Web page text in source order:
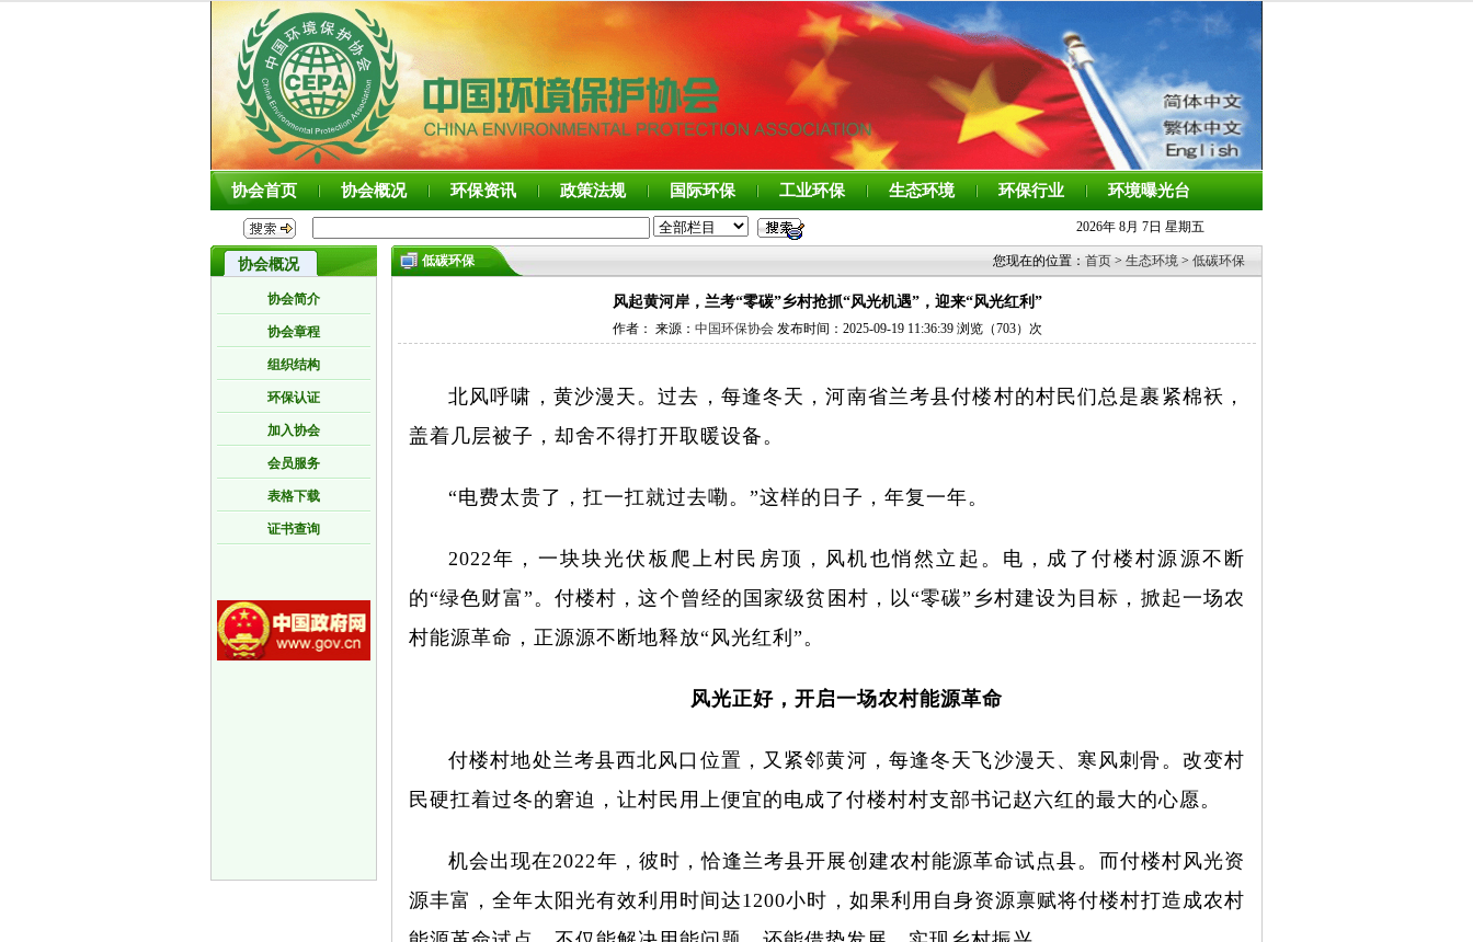
协会首页 协会概况 环保资讯 政策法规 国际环保 工业环保 生态环境 环保行业 环境曝光台
2026年 8月 7日 星期五
协会概况
协会简介
协会章程
组织结构
环保认证
加入协会
会员服务
表格下载
证书查询
低碳环保 您现在的位置： 首页 > 生态环境 > 低碳环保
风起黄河岸，兰考“零碳”乡村抢抓“风光机遇”，迎来“风光红利”
作者： 来源： 中国环保协会发布时间：2025-09-19 11:36:39 浏览（703）次
北风呼啸，黄沙漫天。过去，每逢冬天，河南省兰考县付楼村的村民们总是裹紧棉袄，
盖着几层被子，却舍不得打开取暖设备。
“电费太贵了，扛一扛就过去嘞。”这样的日子，年复一年。
2022年，一块块光伏板爬上村民房顶，风机也悄然立起。电，成了付楼村源源不断
的“绿色财富”。付楼村，这个曾经的国家级贫困村，以“零碳”乡村建设为目标，掀起一场农
村能源革命，正源源不断地释放“风光红利”。
风光正好，开启一场农村能源革命
付楼村地处兰考县西北风口位置，又紧邻黄河，每逢冬天飞沙漫天、寒风刺骨。改变村
民硬扛着过冬的窘迫，让村民用上便宜的电成了付楼村村支部书记赵六红的最大的心愿。
机会出现在2022年，彼时，恰逢兰考县开展创建农村能源革命试点县。而付楼村风光资
源丰富，全年太阳光有效利用时间达1200小时，如果利用自身资源禀赋将付楼村打造成农村